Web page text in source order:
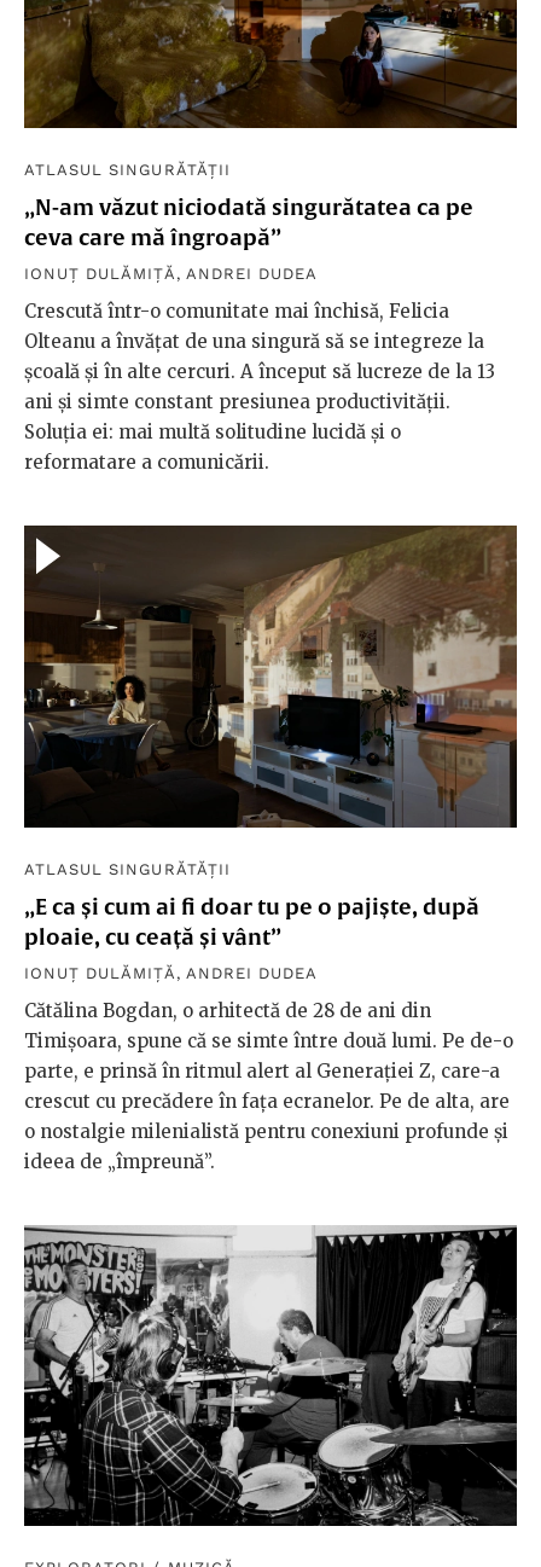
ATLASUL SINGURĂTĂȚII
„N-am văzut niciodată singurătatea ca pe
ceva care mă îngroapă”
IONUȚ DULĂMIȚĂ , ANDREI DUDEA
Crescută într-o comunitate mai închisă, Felicia
Olteanu a învățat de una singură să se integreze la
școală și în alte cercuri. A început să lucreze de la 13
ani și simte constant presiunea productivității.
Soluția ei: mai multă solitudine lucidă și o
reformatare a comunicării.
ATLASUL SINGURĂTĂȚII
„E ca și cum ai fi doar tu pe o pajiște, după
ploaie, cu ceață și vânt”
IONUȚ DULĂMIȚĂ , ANDREI DUDEA
Cătălina Bogdan, o arhitectă de 28 de ani din
Timișoara, spune că se simte între două lumi. Pe de-o
parte, e prinsă în ritmul alert al Generației Z, care-a
crescut cu precădere în fața ecranelor. Pe de alta, are
o nostalgie milenialistă pentru conexiuni profunde și
ideea de „împreună”.